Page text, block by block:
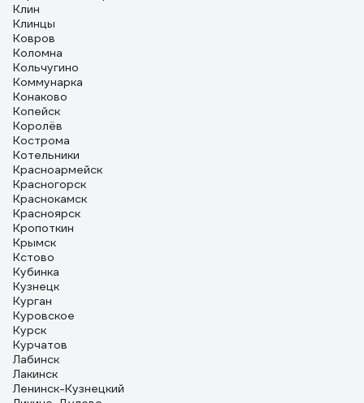
Клин
Клинцы
Ковров
Коломна
Кольчугино
Коммунарка
Конаково
Копейск
Королёв
Кострома
Котельники
Красноармейск
Красногорск
Краснокамск
Красноярск
Кропоткин
Крымск
Кстово
Кубинка
Кузнецк
Курган
Куровское
Курск
Курчатов
Лабинск
Лакинск
Ленинск-Кузнецкий